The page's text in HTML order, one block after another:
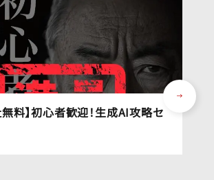
料】初心者歓迎！生成AI攻略セ